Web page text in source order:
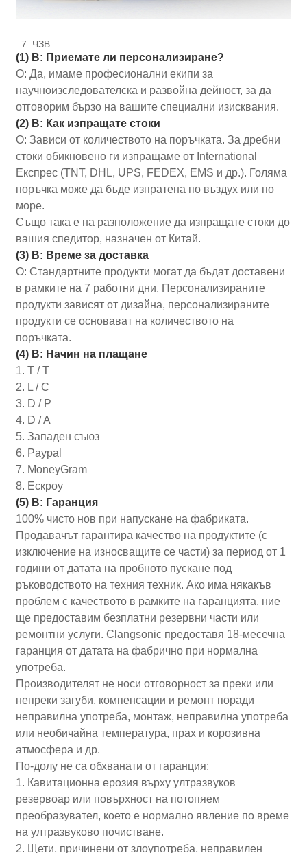
7. ЧЗВ
(1) В: Приемате ли персонализиране?
О: Да, имаме професионални екипи за
научноизследователска и развойна дейност, за да
отговорим бързо на вашите специални изисквания.
(2) В: Как изпращате стоки
О: Зависи от количеството на поръчката. За дребни
стоки обикновено ги изпращаме от International
Експрес (TNT, DHL, UPS, FEDEX, EMS и др.). Голяма
поръчка може да бъде изпратена по въздух или по
море.
Също така е на разположение да изпращате стоки до
вашия спедитор, назначен от Китай.
(3) В: Време за доставка
О: Стандартните продукти могат да бъдат доставени
в рамките на 7 работни дни. Персонализираните
продукти зависят от дизайна, персонализираните
продукти се основават на количеството на
поръчката.
(4) В: Начин на плащане
1. Т / Т
2. L / C
3. D / P
4. D / A
5. Западен съюз
6. Paypal
7. MoneyGram
8. Ескроу
(5) В: Гаранция
100% чисто нов при напускане на фабриката.
Продавачът гарантира качество на продуктите (с
изключение на износващите се части) за период от 1
години от датата на пробното пускане под
ръководството на техния техник. Ако има някакъв
проблем с качеството в рамките на гаранцията, ние
ще предоставим безплатни резервни части или
ремонтни услуги. Clangsonic предоставя 18-месечна
гаранция от датата на фабрично при нормална
употреба.
Производителят не носи отговорност за преки или
непреки загуби, компенсации и ремонт поради
неправилна употреба, монтаж, неправилна употреба
или необичайна температура, прах и корозивна
атмосфера и др.
По-долу не са обхванати от гаранция:
1. Кавитационна ерозия върху ултразвуков
резервоар или повърхност на потопяем
преобразувател, което е нормално явление по време
на ултразвуково почистване.
2. Щети, причинени от злоупотреба, неправилен